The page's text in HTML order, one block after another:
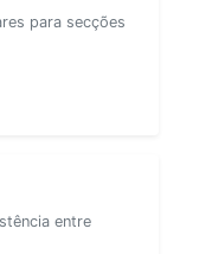
para secções
entre